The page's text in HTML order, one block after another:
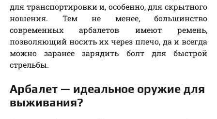
для транспортировки и, особенно, для скрытного
ношения. Тем не менее, большинство
современных арбалетов имеют ремень,
позволяющий носить их через плечо, да и всегда
можно заранее зарядить болт для быстрой
стрельбы.
Арбалет — идеальное оружие для
выживания?